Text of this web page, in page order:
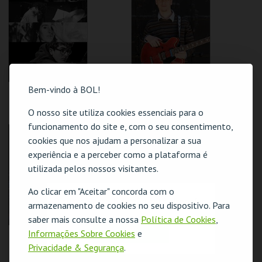
Bem-vindo à BOL!
O nosso site utiliza cookies essenciais para o
funcionamento do site e, com o seu consentimento,
cookies que nos ajudam a personalizar a sua
experiência e a perceber como a plataforma é
utilizada pelos nossos visitantes.
Ao clicar em "Aceitar" concorda com o
armazenamento de cookies no seu dispositivo. Para
saber mais consulte a nossa Política de Cookies
Informações Sobre Cookies e
Privacidade & Segurança.
MAIS INFO
COMPRAR
MAIS INFO
COMPRAR
GUIMARÃES JAZZ
PORTA - JAZZ
C.I. ARTES J.
GUIMARÃES
MAIS INFO
COMPRAR
ROSENWINKEL
C. CULTURAL VILA
FLOR
MAIS INFO
COMPRAR
GUIMARÃES JAZZ
2026 | PETER
EVANS QUARTETO
GUIMARÃES JAZZ
O evento escolhido não está disponível
OK